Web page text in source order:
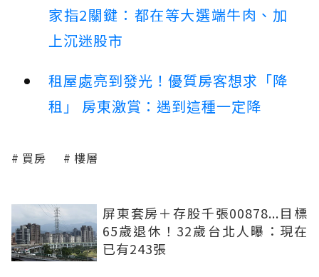
家指2關鍵：都在等大選端牛肉、加
上沉迷股市
租屋處亮到發光！優質房客想求「降
租」 房東激賞：遇到這種一定降
買房 樓層
屏東套房＋存股千張00878...目標
65歲退休！32歲台北人曝：現在
已有243張